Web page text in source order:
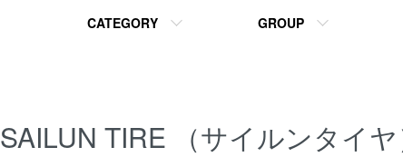
CATEGORY GROUP
SAILUN TIRE （サイルンタイヤ